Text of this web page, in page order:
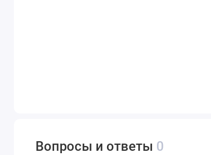
Вопросы и ответы 0